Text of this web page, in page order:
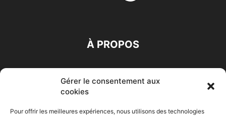
Gérer le consentement aux
cookies
Pour offrir les meilleures expériences, nous utilisons des technologies
À PROPOS